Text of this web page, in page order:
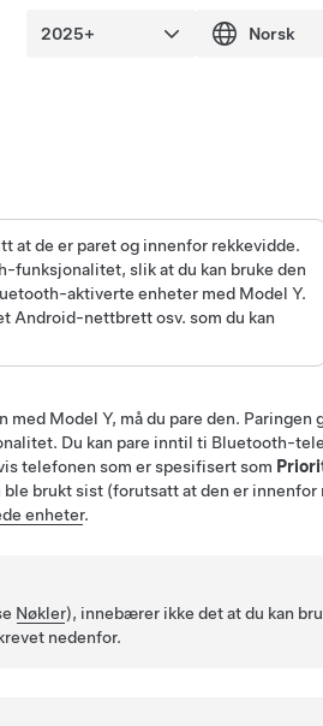
at de er paret og innenfor rekkevidde.
funksjonalitet, slik at du kan bruke den
aktiverte enheter med Model Y.
Android-nettbrett osv. som du kan
med Model Y, må du pare den. Paringen
Du kan pare inntil ti Bluetooth-
telefonen som er spesifisert som
brukt sist (forutsatt at den er innenfor
enheter.
Nøkler), innebærer ikke det at du kan
nedenfor.